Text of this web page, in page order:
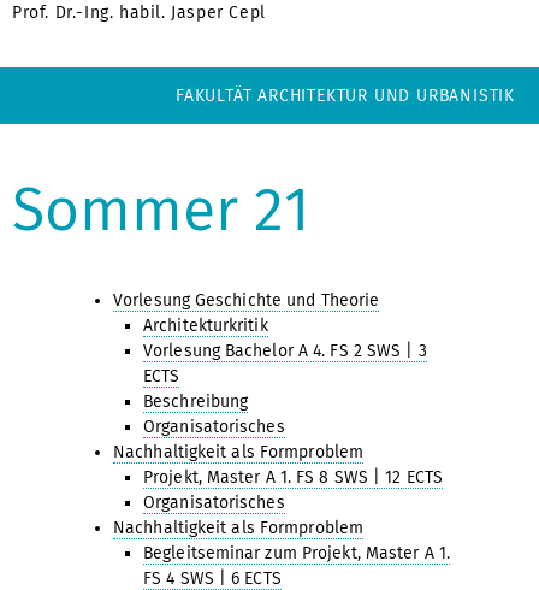
Prof. Dr.-Ing. habil. Jasper Cepl
FAKULTÄT ARCHITEKTUR UND URBANISTIK
Sommer 21
Vorlesung Geschichte und Theorie
Architekturkritik
Vorlesung Bachelor A 4. FS 2 SWS | 3
ECTS
Beschreibung
Organisatorisches
Nachhaltigkeit als Formproblem
Projekt, Master A 1. FS 8 SWS | 12 ECTS
Organisatorisches
Nachhaltigkeit als Formproblem
Begleitseminar zum Projekt, Master A 1.
FS 4 SWS | 6 ECTS